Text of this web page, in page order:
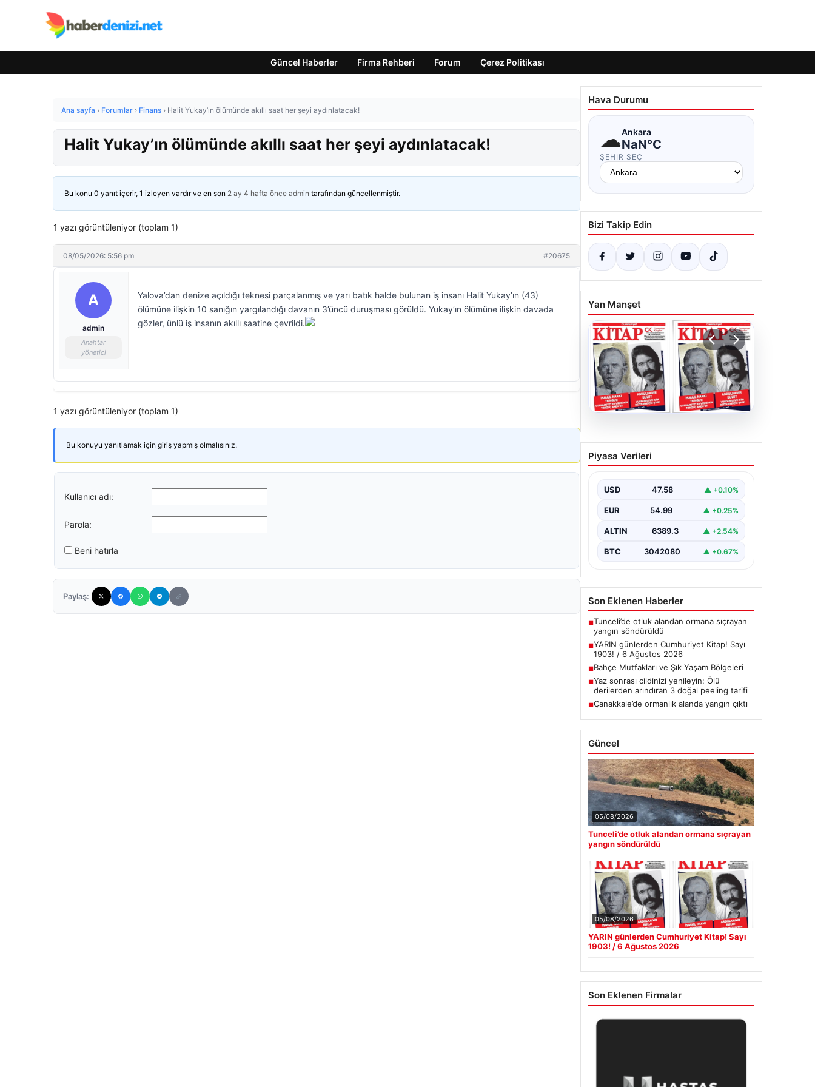
Güncel Haberler Firma Rehberi Forum Çerez Politikası
Ana sayfa › Forumlar › Finans › Halit Yukay’ın ölümünde akıllı saat her şeyi aydınlatacak!
Halit Yukay’ın ölümünde akıllı saat her şeyi aydınlatacak!
Bu konu 0 yanıt içerir, 1 izleyen vardır ve en son 2 ay 4 hafta önce admin tarafından güncellenmiştir.
1 yazı görüntüleniyor (toplam 1)
08/05/2026: 5:56 pm #20675
A
admin
Anahtar
yönetici
Yalova’dan denize açıldığı teknesi parçalanmış ve yarı batık halde bulunan iş insanı Halit Yukay’ın (43)
ölümüne ilişkin 10 sanığın yargılandığı davanın 3’üncü duruşması görüldü. Yukay’ın ölümüne ilişkin davada
gözler, ünlü iş insanın akıllı saatine çevrildi.
1 yazı görüntüleniyor (toplam 1)
Bu konuyu yanıtlamak için giriş yapmış olmalısınız.
Kullanıcı adı:
Parola:
Beni hatırla
Paylaş:
Hava Durumu
☁Ankara
NaN°C
ŞEHIR SEÇ
Bizi Takip Edin
Yan Manşet
05.08.2026
YARIN günlerden
Cumhuriyet Kitap! Sayı
Piyasa Verileri
USD 47.58 ▲ +0.10%
EUR 54.99 ▲ +0.25%
ALTIN 6389.3 ▲ +2.54%
BTC 3042080 ▲ +0.67%
Son Eklenen Haberler
■Tunceli’de otluk alandan ormana sıçrayan
yangın söndürüldü
■YARIN günlerden Cumhuriyet Kitap! Sayı
1903! / 6 Ağustos 2026
■Bahçe Mutfakları ve Şık Yaşam Bölgeleri
■Yaz sonrası cildinizi yenileyin: Ölü
derilerden arındıran 3 doğal peeling tarifi
■Çanakkale’de ormanlık alanda yangın çıktı
Güncel
05/08/2026
Tunceli’de otluk alandan ormana sıçrayan
yangın söndürüldü
05/08/2026
YARIN günlerden Cumhuriyet Kitap! Sayı
1903! / 6 Ağustos 2026
Son Eklenen Firmalar